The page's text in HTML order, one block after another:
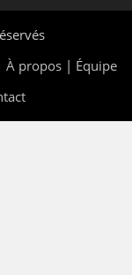
À propos | Équipe